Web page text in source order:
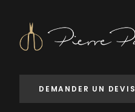
DEMANDER UN DEVIS